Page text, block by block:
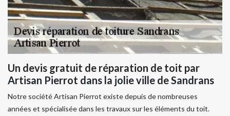
Un devis gratuit de réparation de toit par
Artisan Pierrot dans la jolie ville de Sandrans
Notre société Artisan Pierrot existe depuis de nombreuses
années et spécialisée dans les travaux sur les éléments du toit.